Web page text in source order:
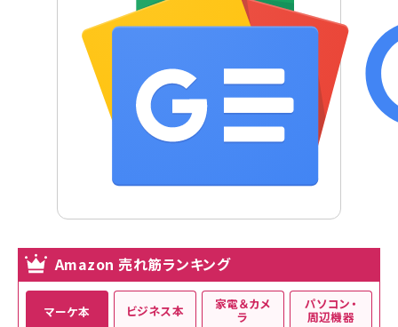
Amazon 売れ筋ランキング
マーケ本 ビジネス本 家電＆カメ
ラ
パソコン・
周辺機器